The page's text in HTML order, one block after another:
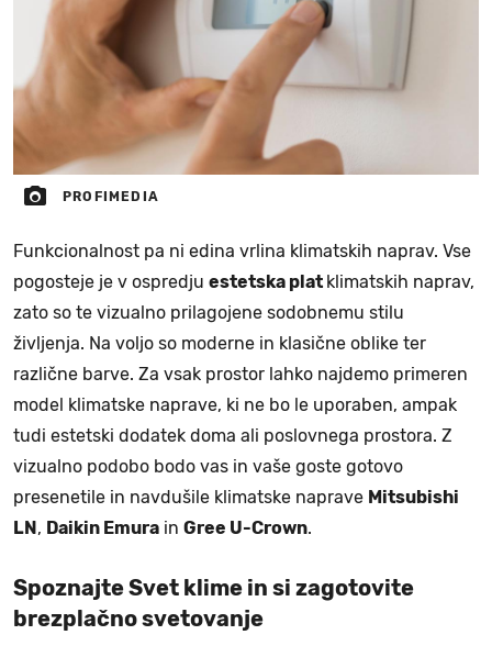
PROFIMEDIA
Funkcionalnost pa ni edina vrlina klimatskih naprav. Vse
pogosteje je v ospredju estetska plat klimatskih naprav,
zato so te vizualno prilagojene sodobnemu stilu
življenja. Na voljo so moderne in klasične oblike ter
različne barve. Za vsak prostor lahko najdemo primeren
model klimatske naprave, ki ne bo le uporaben, ampak
tudi estetski dodatek doma ali poslovnega prostora. Z
vizualno podobo bodo vas in vaše goste gotovo
presenetile in navdušile klimatske naprave Mitsubishi
LN, Daikin Emura in Gree U-Crown.
Spoznajte Svet klime in si zagotovite
brezplačno svetovanje